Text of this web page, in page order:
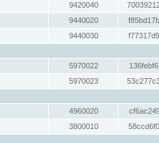
9420040
9440020
9440030
5970022
5970023
4960020
3800010